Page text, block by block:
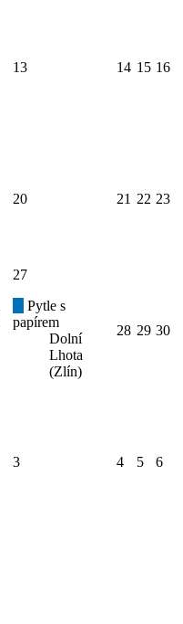
13 14 15 16
20 21 22 23
27
Pytle s
papírem
Dolní
Lhota
(Zlín)
28 29 30
3 4 5 6